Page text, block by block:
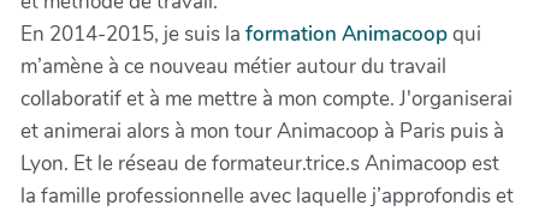
En 2014-2015, je suis la formation Animacoopqui
m’amène à ce nouveau métier autour du travail
collaboratif et à me mettre à mon compte. J'organiserai
et animerai alors à mon tour Animacoop à Paris puis à
Lyon. Et le réseau de formateur.trice.s Animacoop est
la famille professionnelle avec laquelle j’approfondis et